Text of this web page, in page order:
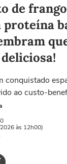
de
proteína
conquistado
ao custo-
às 12h00)